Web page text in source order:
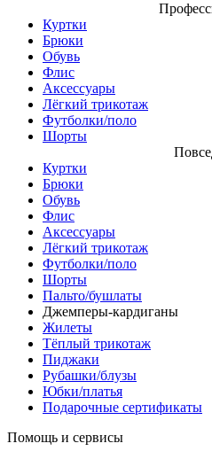
Куртки
Брюки
Обувь
Флис
Аксессуары
Лёгкий трикотаж
Футболки/поло
Шорты
Куртки
Брюки
Обувь
Флис
Аксессуары
Лёгкий трикотаж
Футболки/поло
Шорты
Пальто/бушлаты
Джемперы-кардиганы
Жилеты
Тёплый трикотаж
Пиджаки
Рубашки/блузы
Юбки/платья
Подарочные сертификаты
Помощь и сервисы